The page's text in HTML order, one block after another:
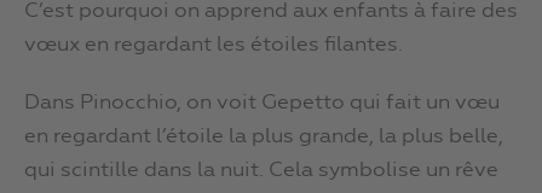
C’est pourquoi on apprend aux enfants à faire des
vœux en regardant les étoiles filantes.
Dans Pinocchio, on voit Gepetto qui fait un vœu
en regardant l’étoile la plus grande, la plus belle,
qui scintille dans la nuit. Cela symbolise un rêve